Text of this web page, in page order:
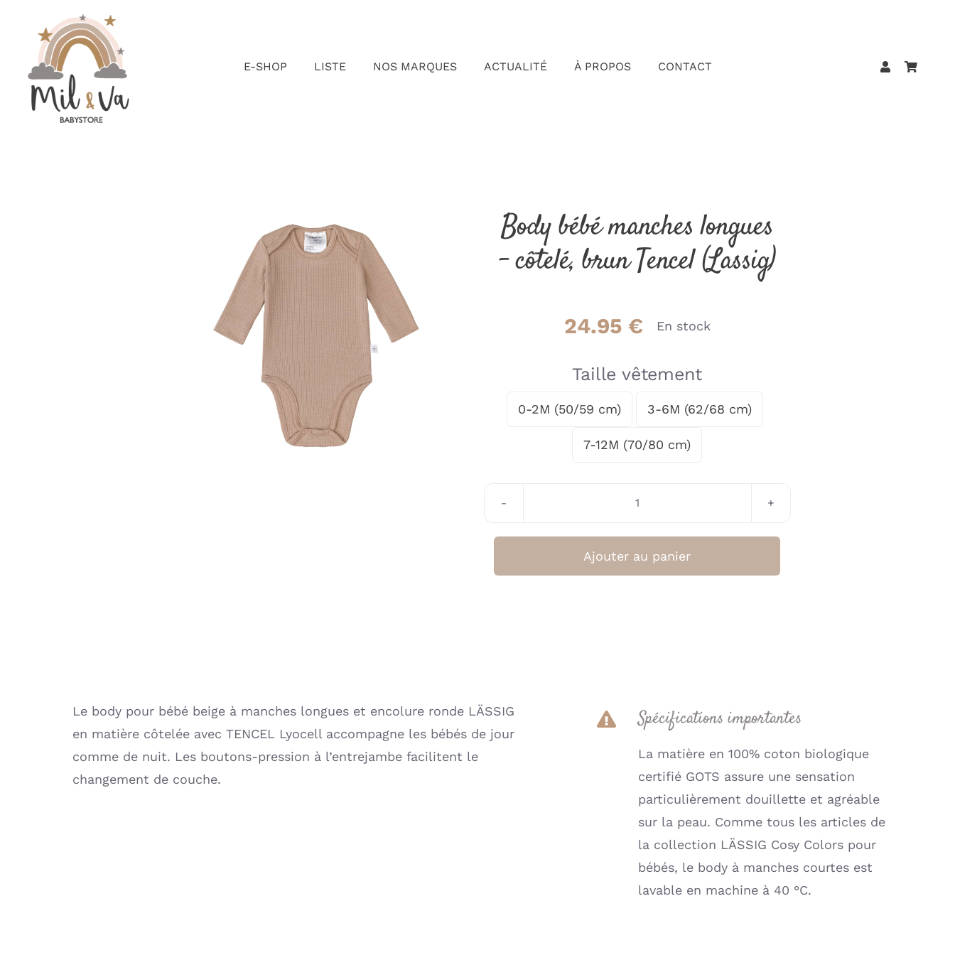
contenu
E-SHOP LISTE NOS MARQUES ACTUALITÉ À PROPOS CONTACT
Body bébé manches longues
– côtelé, brun Tencel (Lassig)
24.95 € En stock
Taille vêtement
0-2M (50/59 cm) 3-6M (62/68 cm)
7-12M (70/80 cm)
Body
(Lassig)
Ajouter au panier
Le body pour bébé beige à manches longues et encolure ronde LÄSSIG
en matière côtelée avec TENCEL Lyocell accompagne les bébés de jour
comme de nuit. Les boutons-pression à l’entrejambe facilitent le
changement de couche.
Spécifications importantes
La matière en 100% coton biologique
certifié GOTS assure une sensation
particulièrement douillette et agréable
sur la peau. Comme tous les articles de
la collection LÄSSIG Cosy Colors pour
bébés, le body à manches courtes est
lavable en machine à 40 °C.